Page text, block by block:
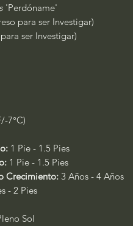
'Perdóname'
para ser Investigar)
ser Investigar)
7°C)
1 Pie - 1.5 Pies
1 Pie - 1.5 Pies
Crecimiento: 3 Años - 4 Años
- 2 Pies
Sol